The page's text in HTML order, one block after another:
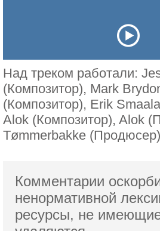
Над треком работали:
(Композитор), Mark
(Композитор), Erik
Alok (Композитор), Alok
Tømmerbakke
Комментарии
ненормативной
ресурсы, не